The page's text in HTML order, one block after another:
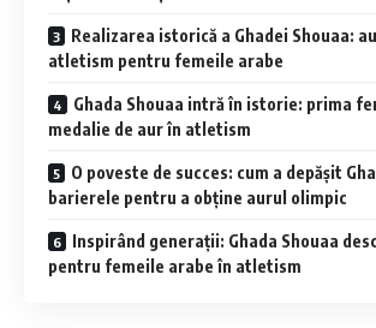
Realizarea istorică a Ghadei Shouaa:
atletism pentru femeile arabe
Ghada Shouaa intră în istorie: prima
medalie de aur în atletism
O poveste de succes: cum a depășit
barierele pentru a obține aurul olimpic
Inspirând generații: Ghada Shouaa
pentru femeile arabe în atletism